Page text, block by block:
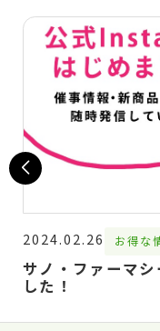
2024.02.26 お得な
サノ・ファーマ
した！